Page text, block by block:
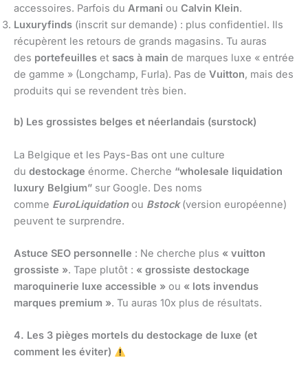
accessoires. Parfois du Armani ou Calvin Klein.
Luxuryfinds (inscrit sur demande) : plus confidentiel. Ils
récupèrent les retours de grands magasins. Tu auras
des portefeuilles et sacs à main de marques luxe « entrée
de gamme » (Longchamp, Furla). Pas de Vuitton, mais des
produits qui se revendent très bien.
b) Les grossistes belges et néerlandais (surstock)
La Belgique et les Pays-Bas ont une culture
du destockage énorme. Cherche “wholesale liquidation
luxury Belgium” sur Google. Des noms
comme EuroLiquidationou Bstock(version européenne)
peuvent te surprendre.
Astuce SEO personnelle : Ne cherche plus « vuitton
grossiste ». Tape plutôt : « grossiste destockage
maroquinerie luxe accessible » ou « lots invendus
marques premium ». Tu auras 10x plus de résultats.
4. Les 3 pièges mortels du destockage de luxe (et
comment les éviter)